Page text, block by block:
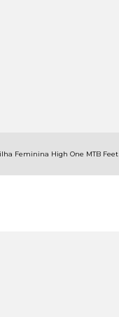
Feminina High One MTB Feet